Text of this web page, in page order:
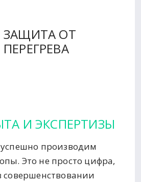
ЗАЩИТА ОТ
ПЕРЕГРЕВА
И ЭКСПЕРТИЗЫ
производим
Это не просто цифра,
совершенствовании